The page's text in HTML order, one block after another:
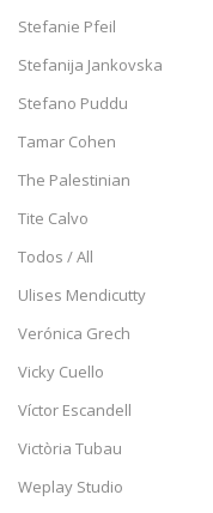
Stefanie Pfeil
Stefanija Jankovska
Stefano Puddu
Tamar Cohen
The Palestinian
Tite Calvo
Todos / All
Ulises Mendicutty
Verónica Grech
Vicky Cuello
Víctor Escandell
Victòria Tubau
Weplay Studio